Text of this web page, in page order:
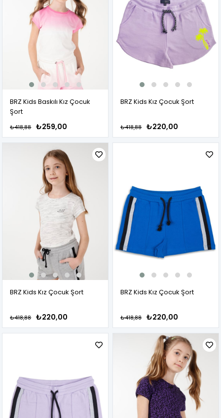
BRZ Kids Baskılı Kız Çocuk
Şort
₺259,00
₺418,88
BRZ Kids Kız Çocuk Şort
₺220,00
₺418,88
BRZ Kids Kız Çocuk Şort
₺220,00
₺418,88
BRZ Kids Kız Çocuk Şort
₺220,00
₺418,88